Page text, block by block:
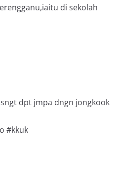
di sekolah
dpt jmpa dngn jongkook
#kkuk